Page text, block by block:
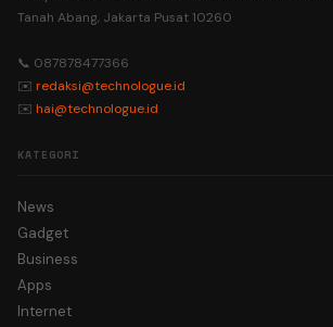
Tanah Abang, Jakarta Pusat 10260
📞 087878477366
✉️ redaksi@technologue.id
✉️ hai@technologue.id
KATEGORI
News
Gadget
Business
Apps
Internet